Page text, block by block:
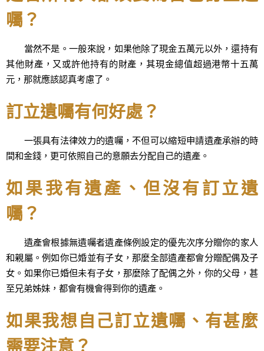
囑？
當然不是。一般來說，如果他除了現金五萬元以外，還持有
其他財產，又或許他持有的財產，其現金總值超過港幣十五萬
元，那就應該認真考慮了。
訂立遺囑有何好處？
一張具有法律效力的遺囑，不但可以縮短申請遺產承辦的時
間和金錢，更可依照自己的意願去分配自己的遺產。
如果我有遺產、但沒有訂立遺
囑？
遺產會根據無遺囑者遺產條例設定的優先次序分贈你的家人
和親屬。例如你已婚並有子女，那麼全部遺產都會分贈配偶及子
女。如果你已婚但未有子女，那麼除了配偶之外，你的父母，甚
至兄弟姊妹，都會有機會得到你的遺產。
如果我想自己訂立遺囑、有甚麼
需要注意？